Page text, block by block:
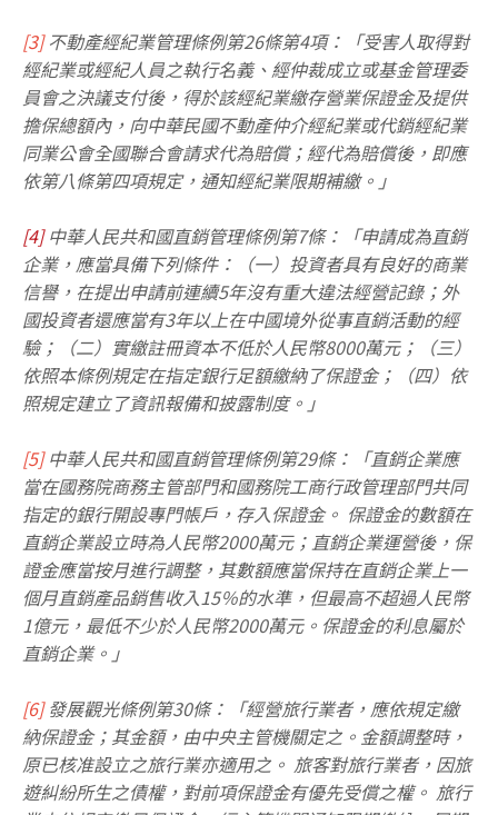
[3]不動產經紀業管理條例第26條第4項：「受害人取得對
經紀業或經紀人員之執行名義、經仲裁成立或基金管理委
員會之決議支付後，得於該經紀業繳存營業保證金及提供
擔保總額內，向中華民國不動產仲介經紀業或代銷經紀業
同業公會全國聯合會請求代為賠償；經代為賠償後，即應
依第八條第四項規定，通知經紀業限期補繳。」
[4] 中華人民共和國直銷管理條例第7條：「申請成為直銷
企業，應當具備下列條件：（一）投資者具有良好的商業
信譽，在提出申請前連續5年沒有重大違法經營記錄；外
國投資者還應當有3年以上在中國境外從事直銷活動的經
驗；（二）實繳註冊資本不低於人民幣8000萬元；（三）
依照本條例規定在指定銀行足額繳納了保證金；（四）依
照規定建立了資訊報備和披露制度。」
[5] 中華人民共和國直銷管理條例第29條：「直銷企業應
當在國務院商務主管部門和國務院工商行政管理部門共同
指定的銀行開設專門帳戶，存入保證金。 保證金的數額在
直銷企業設立時為人民幣2000萬元；直銷企業運營後，保
證金應當按月進行調整，其數額應當保持在直銷企業上一
個月直銷產品銷售收入15％的水準，但最高不超過人民幣
1億元，最低不少於人民幣2000萬元。保證金的利息屬於
直銷企業。」
[6]發展觀光條例第30條：「經營旅行業者，應依規定繳
納保證金；其金額，由中央主管機關定之。金額調整時，
原已核准設立之旅行業亦適用之。 旅客對旅行業者，因旅
遊糾紛所生之債權，對前項保證金有優先受償之權。 旅行